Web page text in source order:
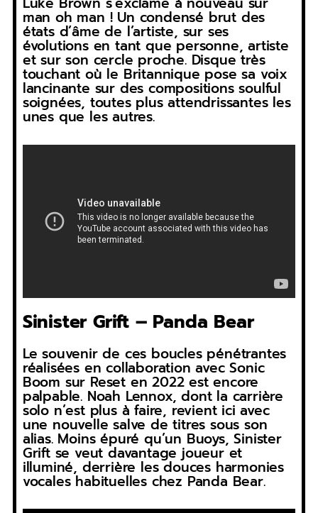
man oh man ! Un condensé brut des
états d’âme de l’artiste, sur ses
évolutions en tant que personne, artiste
et sur son cercle proche. Disque très
touchant où le Britannique pose sa voix
lancinante sur des compositions soulful
soignées, toutes plus attendrissantes les
unes que les autres.
Sinister Grift – Panda Bear
Le souvenir de ces boucles pénétrantes
réalisées en collaboration avec Sonic
Boom sur Reset en 2022 est encore
palpable. Noah Lennox, dont la carrière
solo n’est plus à faire, revient ici avec
une nouvelle salve de titres sous son
alias. Moins épuré qu’un Buoys, Sinister
Grift se veut davantage joueur et
illuminé, derrière les douces harmonies
vocales habituelles chez Panda Bear.